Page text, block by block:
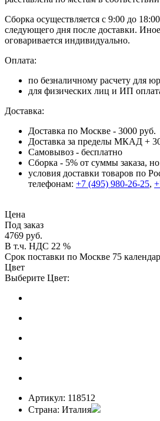
Сборка осуществляется с 9:00 до
следующего дня после доставки.
оговаривается индивидуально.
Оплата:
по безналичному расчету для
для физических лиц и ИП
Доставка:
Доставка по Москве - 3000 руб.
Доставка за пределы МКАД +
Самовывоз - бесплатно
Сборка - 5% от суммы заказа,
условия доставки товаров по
телефонам: +7 (495) 980-26-25,
Цена
Под заказ
4769 руб.
В т.ч. НДС 22 %
Срок поставки по Москве 75
Цвет
Выберите Цвет:
Артикул: 118512
Страна: Италия